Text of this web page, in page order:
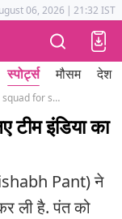
Tak Astrotak
06, 2026 | 21:32 IST
स्पोर्ट्स मौसम देश
rishabh pant returns in india squad for south africa test series
इंडिया का
Pant) ने
ली है. पंत को